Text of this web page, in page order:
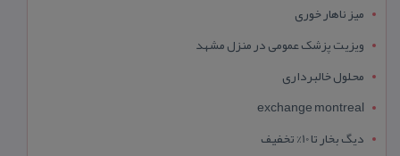
میز ناهار خوری
ویزیت پزشک عمومی در منزل مشهد
محلول خالبرداری
exchange montreal
دیگ بخار تا 10% تخفیف